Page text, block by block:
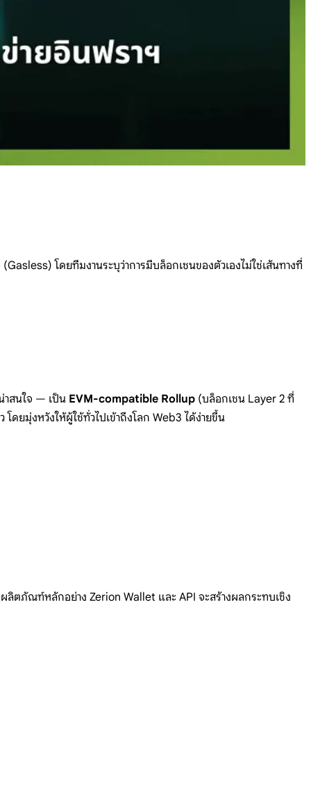
โดยทีมงานระบุว่าการมีบล็อกเชนของตัวเองไม่ใช่เส้นทางที่
าสนใจ — เป็น EVM-compatible Rollup (บล็อกเชน Layer 2 ที่
ดยมุ่งหวังให้ผู้ใช้ทั่วไปเข้าถึงโลก Web3 ได้ง่ายขึ้น
ตภัณฑ์หลักอย่าง Zerion Wallet และ API จะสร้างผลกระทบเชิง